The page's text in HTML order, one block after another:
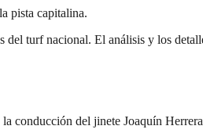
pista capitalina.
turf nacional. El análisis y los
conducción del jinete Joaquín